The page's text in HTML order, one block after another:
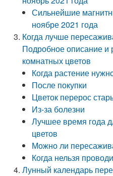
Сильнейшие
ноябре 2021 года
Когда лучше
Подробное описание и
комнатных цветов
Когда растение
После покупки
Цветок перерос
Из-за болезни
Лучшее время года
цветов
Можно ли
Когда нельзя
Лунный календарь